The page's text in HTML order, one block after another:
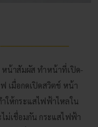
หน้าสัมผัส ทำหน้าที่เปิด-
เมื่อกดเปิดสวิตช์ หน้า
ให้กระแสไฟฟ้าไหลใน
ม่เชื่อมกัน กระแสไฟฟ้า